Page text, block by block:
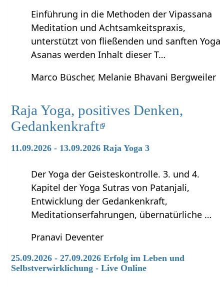
Einführung in die Methoden der Vipassana
Meditation und Achtsamkeitspraxis,
unterstützt von fließenden und sanften Yoga
Asanas werden Inhalt dieser T…
Marco Büscher, Melanie Bhavani Bergweiler
Raja Yoga, positives Denken,
Gedankenkraft
11.09.2026 - 13.09.2026 Raja Yoga 3
Der Yoga der Geisteskontrolle. 3. und 4.
Kapitel der Yoga Sutras von Patanjali,
Entwicklung der Gedankenkraft,
Meditationserfahrungen, übernatürliche …
Pranavi Deventer
25.09.2026 - 27.09.2026 Erfolg im Leben und
Selbstverwirklichung - Live Online